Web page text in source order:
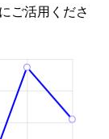
ご活用くださ